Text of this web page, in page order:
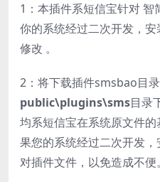
1：本插件系短信宝针对
你的系统经过二次开发，
修改 。
2：将下载插件smsbao目
public\plugins\sms目录
均系短信宝在系统原文件
果您的系统经过二次开发
对插件文件，以免造成不便。